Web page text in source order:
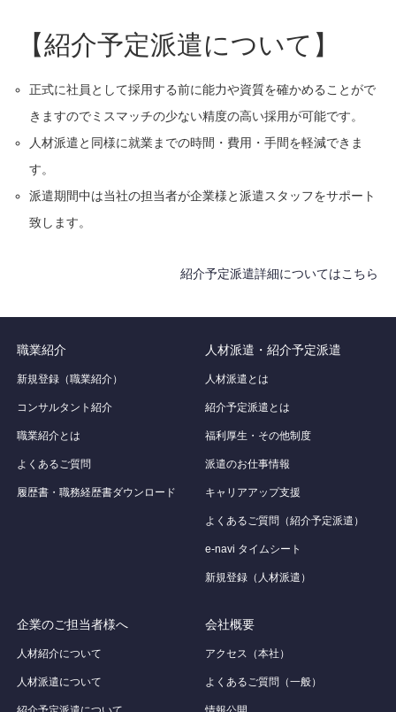
【紹介予定派遣について】
正式に社員として採用する前に能力や資質を確かめることがで
きますのでミスマッチの少ない精度の高い採用が可能です。
人材派遣と同様に就業までの時間・費用・手間を軽減できま
す。
派遣期間中は当社の担当者が企業様と派遣スタッフをサポート
致します。
紹介予定派遣詳細についてはこちら
職業紹介
新規登録（職業紹介）
コンサルタント紹介
職業紹介とは
よくあるご質問
履歴書・職務経歴書ダウンロード
人材派遣・紹介予定派遣
人材派遣とは
紹介予定派遣とは
福利厚生・その他制度
派遣のお仕事情報
キャリアアップ支援
よくあるご質問（紹介予定派遣）
e-navi タイムシート
新規登録（人材派遣）
企業のご担当者様へ
人材紹介について
人材派遣について
会社概要
アクセス（本社）
よくあるご質問（一般）